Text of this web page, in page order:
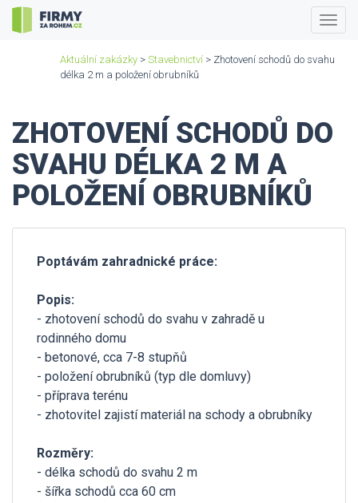
Aktuální zakázky > Stavebnictví > Zhotovení schodů do svahu
délka 2 m a položení obrubníků
ZHOTOVENÍ SCHODŮ DO
SVAHU DÉLKA 2 M A
POLOŽENÍ OBRUBNÍKŮ
Poptávám zahradnické práce:
Popis:
- zhotovení schodů do svahu v zahradě u
rodinného domu
- betonové, cca 7-8 stupňů
- položení obrubníků (typ dle domluvy)
- příprava terénu
- zhotovitel zajistí materiál na schody a obrubníky
Rozměry:
- délka schodů do svahu 2 m
- šířka schodů cca 60 cm